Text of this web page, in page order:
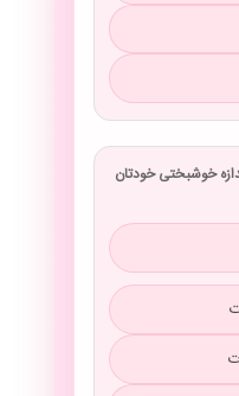
خوشبختی خودتان